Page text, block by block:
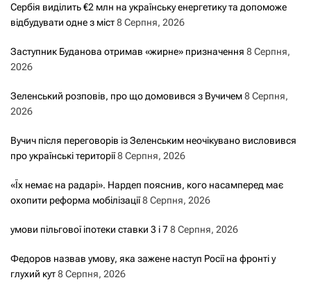
Сербія виділить €2 млн на українську енергетику та допоможе
відбудувати одне з міст8 Серпня, 2026
Заступник Буданова отримав «жирне» призначення 8 Серпня,
2026
Зеленський розповів, про що домовився з Вучичем8 Серпня,
2026
Вучич після переговорів із Зеленським неочікувано висловився
про українські території8 Серпня, 2026
«Їх немає на радарі». Нардеп пояснив, кого насамперед має
охопити реформа мобілізації8 Серпня, 2026
умови пільгової іпотеки ставки 3 і 78 Серпня, 2026
Федоров назвав умову, яка зажене наступ Росії на фронті у
глухий кут8 Серпня, 2026